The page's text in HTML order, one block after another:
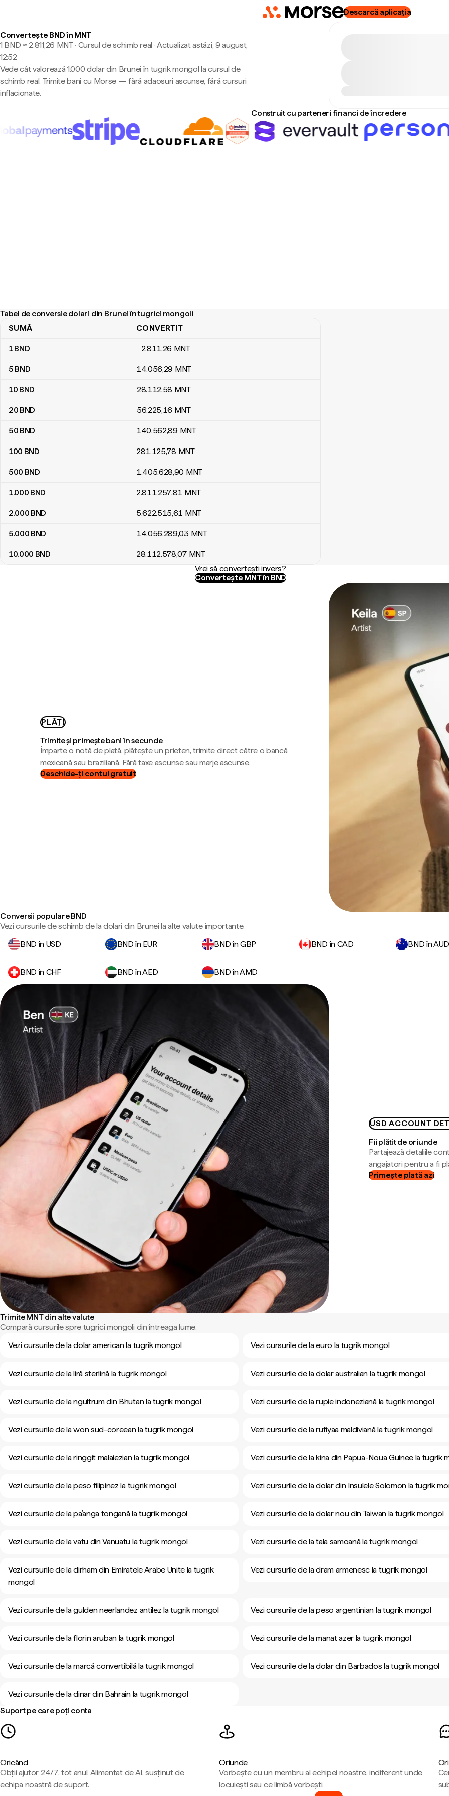
Descarcă aplicația
Convertește BND în MNT
1 BND ≈ 2.811,26 MNT · Cursul de schimb real ·Actualizat astăzi, 9 august,
12:52
Vede cât valorează 1.000 dolar din Brunei în tugrik mongol la cursul de
schimb real. Trimite bani cu Morse — fără adaosuri ascunse, fără cursuri
inflacionate.
Construit cu parteneri financi de încredere
Tabel de conversie dolari din Brunei în tugrici mongoli
Tabel de conversie dolari din Brunei în tugrici mongoli
SUMĂ CONVERTIT
1BND 2.811,26 MNT
5 BND 14.056,29 MNT
10 BND 28.112,58 MNT
20 BND 56.225,16 MNT
50 BND 140.562,89 MNT
100 BND 281.125,78 MNT
500 BND 1.405.628,90 MNT
1.000 BND 2.811.257,81 MNT
2.000 BND 5.622.515,61 MNT
5.000 BND 14.056.289,03 MNT
10.000 BND 28.112.578,07 MNT
Vrei să convertești invers?
Convertește MNT în BND
PLĂȚI
Trimite și primește bani în secunde
Împarte o notă de plată, plătește un prieten, trimite direct către o bancă
mexicană sau braziliană. Fără taxe ascunse sau marje ascunse.
Deschide-ți contul gratuit
Conversii populare BND
Vezi cursurile de schimb de la dolari din Brunei la alte valute importante.
BND în USD
BND în EUR BND în GBP BND în CAD BND în
BND în CHF BND în AED BND în AMD
USD ACCOUNT
Fii plătit de oriunde
Partajează detaliile
angajatori pentru a fi
Primește plată azi
Trimite MNT din alte valute
Compară cursurile spre tugrici mongoli din întreaga lume.
Vezi cursurile de la dolar american la tugrik mongol
Vezi cursurile de la euro la tugrik mongol
Vezi cursurile de la liră sterlină la tugrik mongol Vezi cursurile de la dolar australian la tugrik mongol
Vezi cursurile de la ngultrum din Bhutan la tugrik mongol Vezi cursurile de la rupie indoneziană la tugrik mongol
Vezi cursurile de la won sud-coreean la tugrik mongol Vezi cursurile de la rufiyaa maldiviană la tugrik mongol
Vezi cursurile de la ringgit malaiezian la tugrik mongol Vezi cursurile de la kina din Papua-Noua Guinee la tugrik
Vezi cursurile de la peso filipinez la tugrik mongol Vezi cursurile de la dolar din Insulele Solomon la tugrik
Vezi cursurile de la pa’anga tongană la tugrik mongol Vezi cursurile de la dolar nou din Taiwan la tugrik mongol
Vezi cursurile de la vatu din Vanuatu la tugrik mongol Vezi cursurile de la tala samoană la tugrik mongol
Vezi cursurile de la dirham din Emiratele Arabe Unite la tugrik
mongol
Vezi cursurile de la dram armenesc la tugrik mongol
Vezi cursurile de la gulden neerlandez antilez la tugrik mongol Vezi cursurile de la peso argentinian la tugrik mongol
Vezi cursurile de la florin aruban la tugrik mongol Vezi cursurile de la manat azer la tugrik mongol
Vezi cursurile de la marcă convertibilă la tugrik mongol Vezi cursurile de la dolar din Barbados la tugrik mongol
Vezi cursurile de la dinar din Bahrain la tugrik mongol
Suport pe care poți conta
Oricând
Obții ajutor 24/7, tot anul. Alimentat de AI, susținut de
echipa noastră de suport.
Oriunde
Vorbește cu un membru al echipei noastre, indiferent unde
locuiești sau ce limbă vorbești.